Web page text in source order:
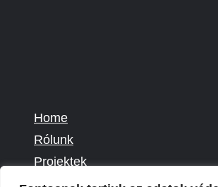
Home
Rólunk
Projektek
Kapcsolat